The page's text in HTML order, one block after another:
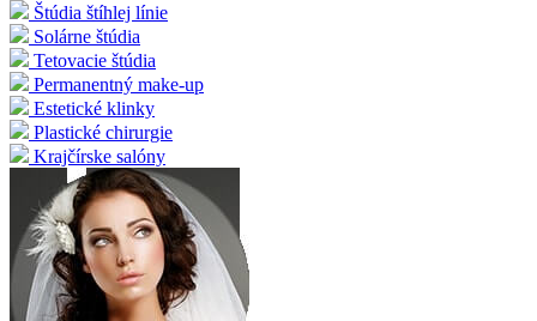
Štúdia štíhlej línie
Solárne štúdia
Tetovacie štúdia
Permanentný make-up
Estetické klinky
Plastické chirurgie
Krajčírske salóny